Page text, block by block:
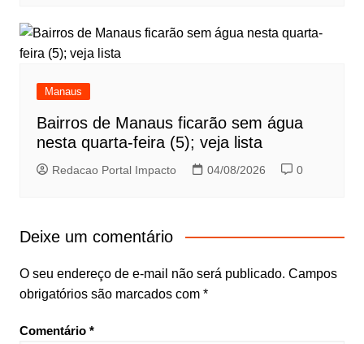
Manaus
Bairros de Manaus ficarão sem água
nesta quarta-feira (5); veja lista
Redacao Portal Impacto 04/08/2026 0
Deixe um comentário
O seu endereço de e-mail não será publicado. Campos
obrigatórios são marcados com *
Comentário *